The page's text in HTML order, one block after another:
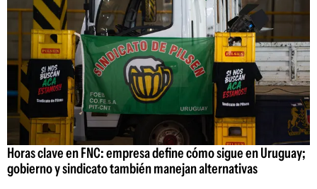
Horas clave en FNC: empresa define cómo sigue en Uruguay;
gobierno y sindicato también manejan alternativas